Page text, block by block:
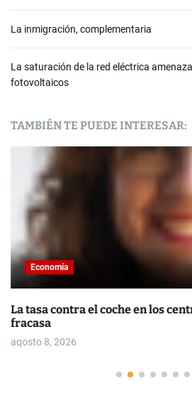
La inmigración, complementaria
La saturación de la red eléctrica
fotovoltaicos
TAMBIÉN TE PUEDE INTERESAR:
Economía
La tasa contra el coche en los
fracasa
agosto 8, 2026